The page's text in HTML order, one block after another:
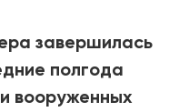
завершилась
полгода
вооруженных